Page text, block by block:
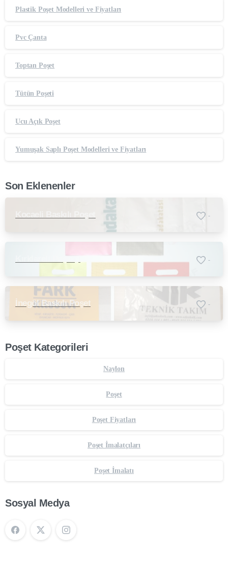
Plastik Poşet Modelleri ve Fiyatları
Pvc Çanta
Toptan Poşet
Tütün Poşeti
Ucu Açık Poşet
Yumuşak Saplı Poşet Modelleri ve Fiyatları
Son Eklenenler
-
-
İnegöl Baskılı Poşet -
Poşet Kategorileri
Naylon
Poşet
Poşet Fiyatları
Poşet İmalatçıları
Poşet İmalatı
Sosyal Medya